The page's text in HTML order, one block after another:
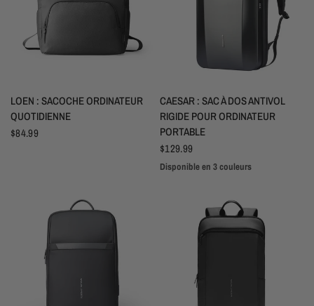
APERÇU RAPIDE
LOEN : SACOCHE ORDINATEUR
QUOTIDIENNE
$84.99
APERÇU RAPIDE
CAESAR : SAC À DOS ANTIVOL
RIGIDE POUR ORDINATEUR
PORTABLE
$129.99
WhiteBlackGray
Disponible en 3 couleurs